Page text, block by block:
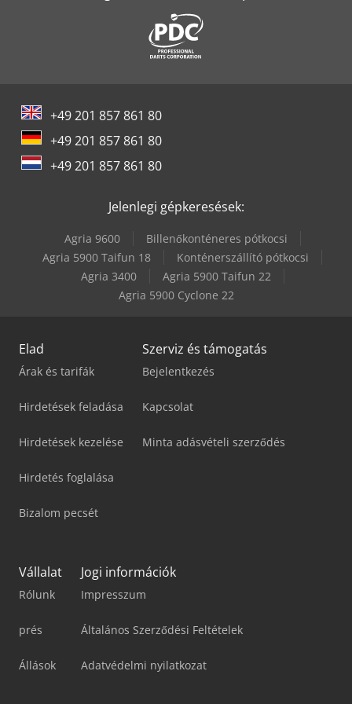
+49 201 857 861 80
+49 201 857 861 80
+49 201 857 861 80
Jelenlegi gépkeresések:
Agria 9600
Billenőkonténeres pótkocsi
Agria 5900 Taifun 18
Konténerszállító pótkocsi
Agria 3400
Agria 5900 Taifun 22
Agria 5900 Cyclone 22
Elad
Árak és tarifák
Hirdetések feladása
Hirdetések kezelése
Hirdetés foglalása
Bizalom pecsét
Szerviz és támogatás
Bejelentkezés
Kapcsolat
Minta adásvételi szerződés
Vállalat
Rólunk
prés
Állások
Jogi információk
Impresszum
Általános Szerződési Feltételek
Adatvédelmi nyilatkozat